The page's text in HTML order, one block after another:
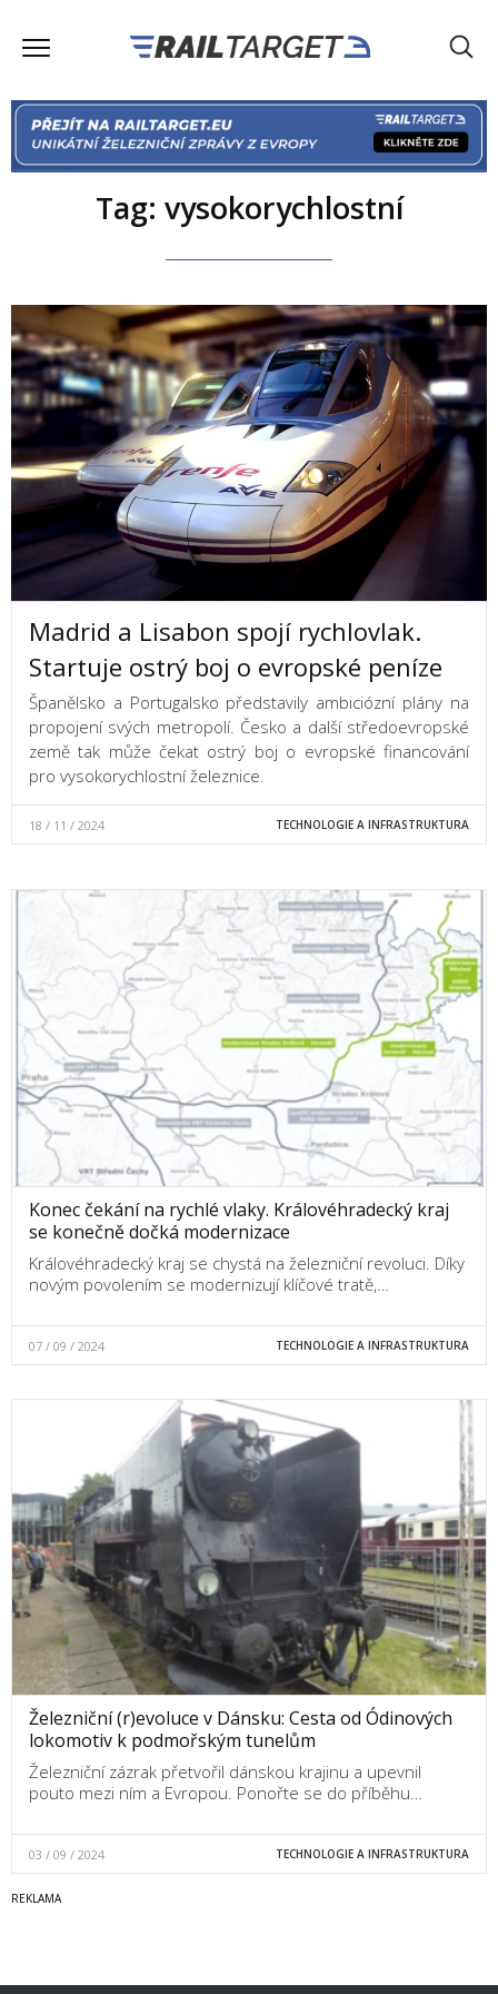
Tag: vysokorychlostní
Madrid a Lisabon spojí rychlovlak.
Startuje ostrý boj o evropské peníze
Španělsko a Portugalsko představily ambiciózní plány na
propojení svých metropolí. Česko a další středoevropské
země tak může čekat ostrý boj o evropské financování
pro vysokorychlostní železnice.
18 / 11 / 2024 TECHNOLOGIE A INFRASTRUKTURA
Konec čekání na rychlé vlaky. Královéhradecký kraj
se konečně dočká modernizace
Královéhradecký kraj se chystá na železniční revoluci. Díky
novým povolením se modernizují klíčové tratě,…
07 / 09 / 2024 TECHNOLOGIE A INFRASTRUKTURA
Železniční (r)evoluce v Dánsku: Cesta od Ódinových
lokomotiv k podmořským tunelům
Železniční zázrak přetvořil dánskou krajinu a upevnil
pouto mezi ním a Evropou. Ponořte se do příběhu…
03 / 09 / 2024 TECHNOLOGIE A INFRASTRUKTURA